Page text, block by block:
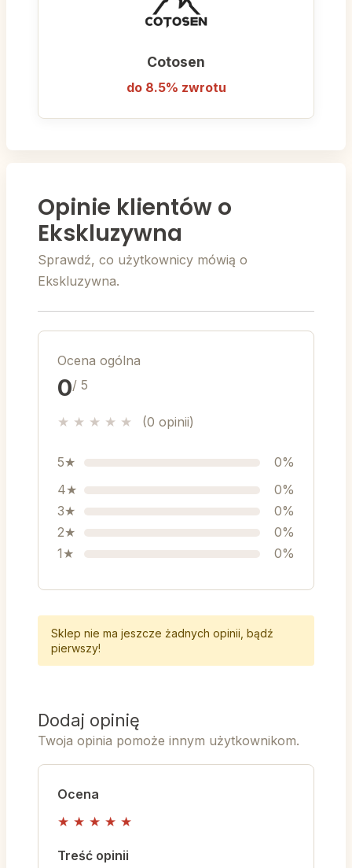
Cotosen
do 8.5% zwrotu
Opinie klientów o
Ekskluzywna
Sprawdź, co użytkownicy mówią o
Ekskluzywna.
Ocena ogólna
0/ 5
★ ★ ★ ★ ★ (0 opinii)
5★
0%
4★
0%
3★
0%
2★
0%
1★
0%
Sklep nie ma jeszcze żadnych opinii, bądź
pierwszy!
Dodaj opinię
Twoja opinia pomoże innym użytkownikom.
Ocena
★ ★ ★ ★ ★
Treść opinii